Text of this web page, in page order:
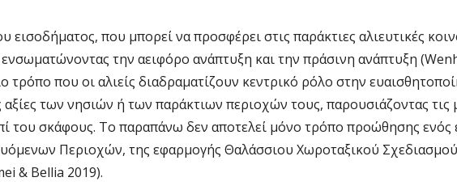
που μπορεί να προσφέρει στις παράκτιες αλιευτικές
την αειφόρο ανάπτυξη και την πράσινη ανάπτυξη
που οι αλιείς διαδραματίζουν κεντρικό ρόλο στην
αξίες των νησιών ή των παράκτιων περιοχών τους, παρουσιάζοντας τις
του σκάφους. Το παραπάνω δεν αποτελεί μόνο τρόπο προώθησης ενός
Περιοχών, της εφαρμογής Θαλάσσιου Χωροταξικού
& Bellia 2019).